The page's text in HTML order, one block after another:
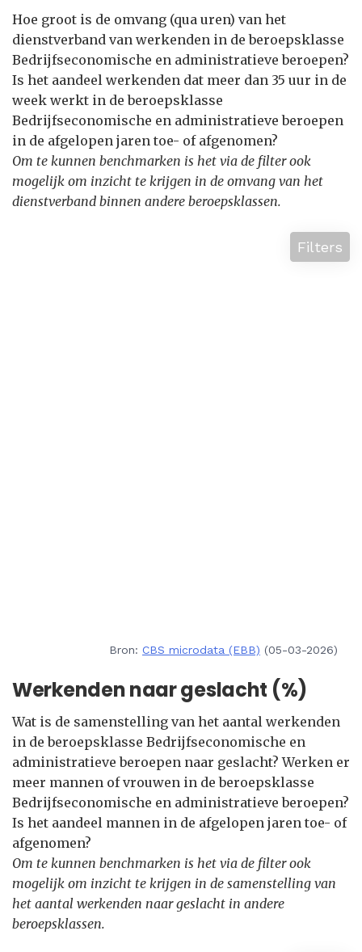
Hoe groot is de omvang (qua uren) van het
dienstverband van werkenden in de beroepsklasse
Bedrijfseconomische en administratieve beroepen?
Is het aandeel werkenden dat meer dan 35 uur in de
week werkt in de beroepsklasse
Bedrijfseconomische en administratieve beroepen
in de afgelopen jaren toe- of afgenomen?
Om te kunnen benchmarken is het via de filter ook
mogelijk om inzicht te krijgen in de omvang van het
dienstverband binnen andere beroepsklassen.
Filters
Bron: CBS microdata (EBB) (05-03-2026)
Werkenden naar geslacht (%)
Wat is de samenstelling van het aantal werkenden
in de beroepsklasse Bedrijfseconomische en
administratieve beroepen naar geslacht? Werken er
meer mannen of vrouwen in de beroepsklasse
Bedrijfseconomische en administratieve beroepen?
Is het aandeel mannen in de afgelopen jaren toe- of
afgenomen?
Om te kunnen benchmarken is het via de filter ook
mogelijk om inzicht te krijgen in de samenstelling van
het aantal werkenden naar geslacht in andere
beroepsklassen.